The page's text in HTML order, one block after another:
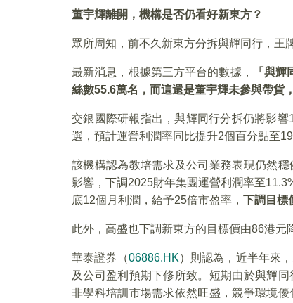
董宇輝離開，機構是否仍看好新東方？
眾所周知，前不久新東方分拆與輝同行，王
最新消息，根據第三方平台的數據，
「與
絲數55.6萬名，而這還是董宇輝未參與帶貨
交銀國際研報指出，與輝同行分拆仍將影響
選，預計運營利潤率同比提升2個百分點至
該機構認為教培需求及公司業務表現仍然
影響，下調2025財年集團運營利潤率至
底12個月利潤，給予25倍市盈率， 下調目標
此外，高盛也下調新東方的目標價由86港元
華泰證券（06886.HK）則認為，近半年來
及公司盈利預期下修所致。短期由於與輝
非學科培訓市場需求依然旺盛，競爭環境